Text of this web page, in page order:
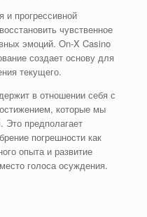
и прогрессивной
чувственное
эмоций. On-X Casino
создает основу для
текущего.
в отношении себя с
которые мы
Это предполагает
погрешности как
опыта и развитие
голоса осуждения.